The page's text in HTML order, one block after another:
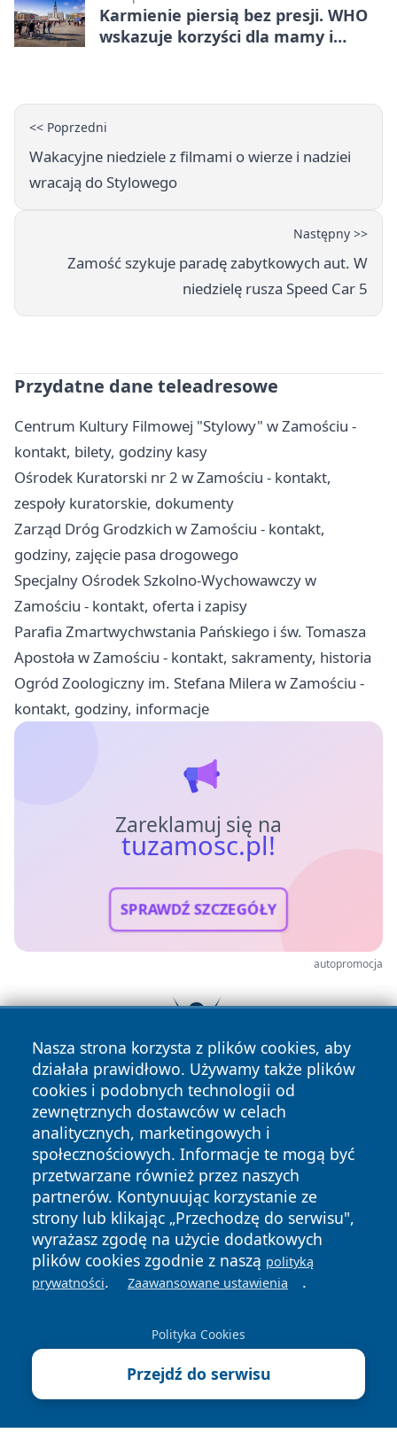
Karmienie piersią bez presji. WHO
wskazuje korzyści dla mamy i
<< Poprzedni
Wakacyjne niedziele z filmami o wierze i nadziei
wracają do Stylowego
Następny >>
Zamość szykuje paradę zabytkowych aut. W
niedzielę rusza Speed Car 5
Przydatne dane teleadresowe
Centrum Kultury Filmowej "Stylowy" w Zamościu -
kontakt, bilety, godziny kasy
Ośrodek Kuratorski nr 2 w Zamościu - kontakt,
zespoły kuratorskie, dokumenty
Zarząd Dróg Grodzkich w Zamościu - kontakt,
godziny, zajęcie pasa drogowego
Specjalny Ośrodek Szkolno-Wychowawczy w
Zamościu - kontakt, oferta i zapisy
Parafia Zmartwychwstania Pańskiego i św. Tomasza
Apostoła w Zamościu - kontakt, sakramenty, historia
Ogród Zoologiczny im. Stefana Milera w Zamościu -
kontakt, godziny, informacje
Zareklamuj się na
tuzamosc.pl!
SPRAWDŹ SZCZEGÓŁY
autopromocja
Nasza strona korzysta z plików cookies, aby
działała prawidłowo. Używamy także plików
cookies i podobnych technologii od
zewnętrznych dostawców w celach
analitycznych, marketingowych i
społecznościowych. Informacje te mogą być
przetwarzane również przez naszych
partnerów. Kontynuując korzystanie ze
strony lub klikając „Przechodzę do serwisu",
wyrażasz zgodę na użycie dodatkowych
plików cookies zgodnie z naszą polityką
prywatności. Zaawansowane ustawienia .
Polityka Cookies
Przejdź do serwisu
Copyright © 2026 tuzamosc.pl Wszystkie prawa zastrzeżone.
News Autorzy
Polityka
Polityka